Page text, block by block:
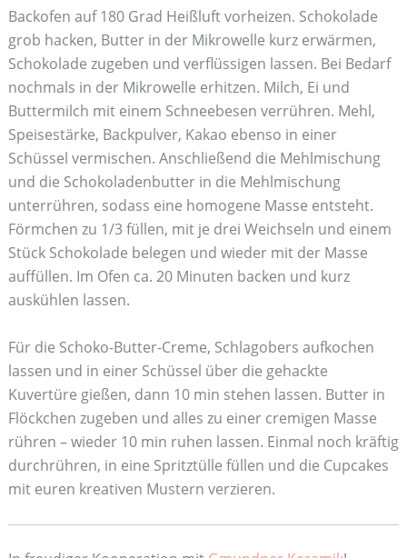
Backofen auf 180 Grad Heißluft vorheizen. Schokolade
grob hacken, Butter in der Mikrowelle kurz erwärmen,
Schokolade zugeben und verflüssigen lassen. Bei Bedarf
nochmals in der Mikrowelle erhitzen. Milch, Ei und
Buttermilch mit einem Schneebesen verrühren. Mehl,
Speisestärke, Backpulver, Kakao ebenso in einer
Schüssel vermischen. Anschließend die Mehlmischung
und die Schokoladenbutter in die Mehlmischung
unterrühren, sodass eine homogene Masse entsteht.
Förmchen zu 1/3 füllen, mit je drei Weichseln und einem
Stück Schokolade belegen und wieder mit der Masse
auffüllen. Im Ofen ca. 20 Minuten backen und kurz
auskühlen lassen.
Für die Schoko-Butter-Creme, Schlagobers aufkochen
lassen und in einer Schüssel über die gehackte
Kuvertüre gießen, dann 10 min stehen lassen. Butter in
Flöckchen zugeben und alles zu einer cremigen Masse
rühren – wieder 10 min ruhen lassen. Einmal noch kräftig
durchrühren, in eine Spritztülle füllen und die Cupcakes
mit euren kreativen Mustern verzieren.